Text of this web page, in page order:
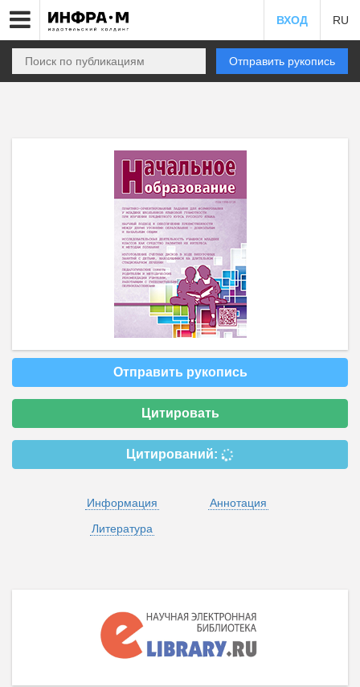
ВХОД RU
Отправить рукопись
Отправить рукопись
Цитировать
Цитирований:
Информация
Аннотация
Литература